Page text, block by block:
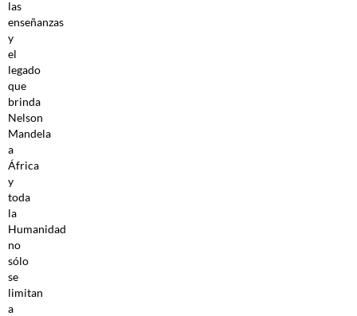
las
enseñanzas
y
el
legado
que
brinda
Nelson
Mandela
a
África
y
toda
la
Humanidad
no
sólo
se
limitan
a